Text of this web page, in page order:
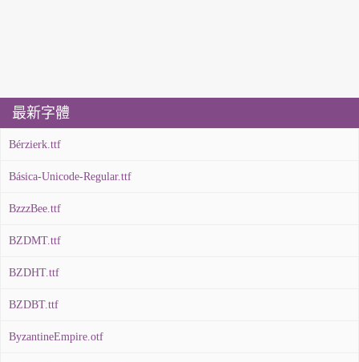
最新字體
Bérzierk.ttf
Básica-Unicode-Regular.ttf
BzzzBee.ttf
BZDMT.ttf
BZDHT.ttf
BZDBT.ttf
ByzantineEmpire.otf